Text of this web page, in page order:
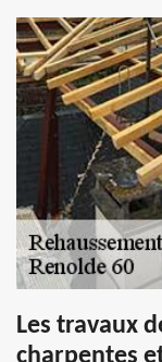
Les travaux
charpentes